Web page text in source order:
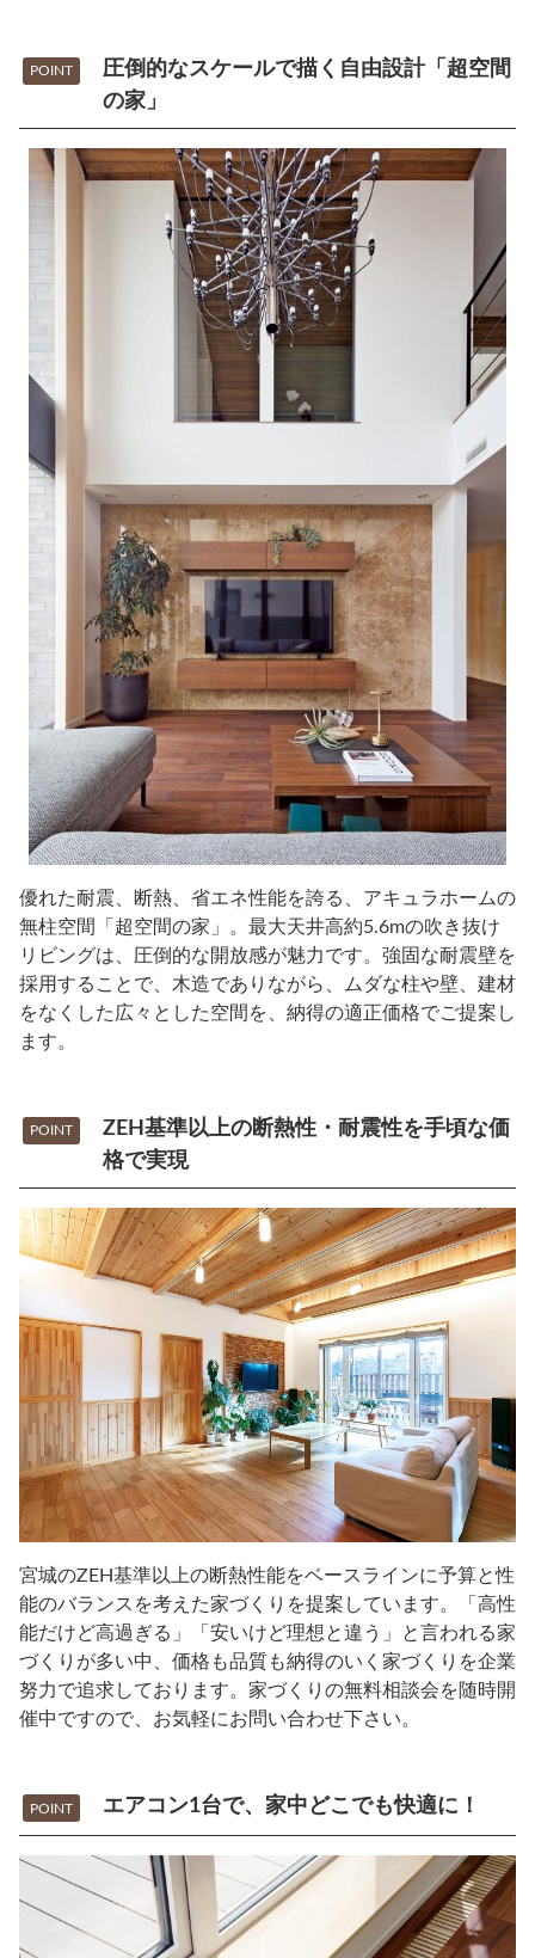
POINT
圧倒的なスケールで描く自由設計「超空間
の家」
優れた耐震、断熱、省エネ性能を誇る、アキュラホームの
無柱空間「超空間の家」。最大天井高約5.6mの吹き抜け
リビングは、圧倒的な開放感が魅力です。強固な耐震壁を
採用することで、木造でありながら、ムダな柱や壁、建材
をなくした広々とした空間を、納得の適正価格でご提案し
ます。
POINT
ZEH基準以上の断熱性・耐震性を手頃な価
格で実現
宮城のZEH基準以上の断熱性能をベースラインに予算と性
能のバランスを考えた家づくりを提案しています。「高性
能だけど高過ぎる」「安いけど理想と違う」と言われる家
づくりが多い中、価格も品質も納得のいく家づくりを企業
努力で追求しております。家づくりの無料相談会を随時開
催中ですので、お気軽にお問い合わせ下さい。
POINT エアコン1台で、家中どこでも快適に！